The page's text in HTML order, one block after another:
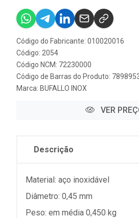
Código do Fabricante: 010020016
Código: 2054
Código NCM: 72230000
Código de Barras do Produto:
Marca: BUFALLO INOX
VER
Descrição
Material: aço inoxidável
Diâmetro: 0,45 mm
Peso: em média 0,450 kg